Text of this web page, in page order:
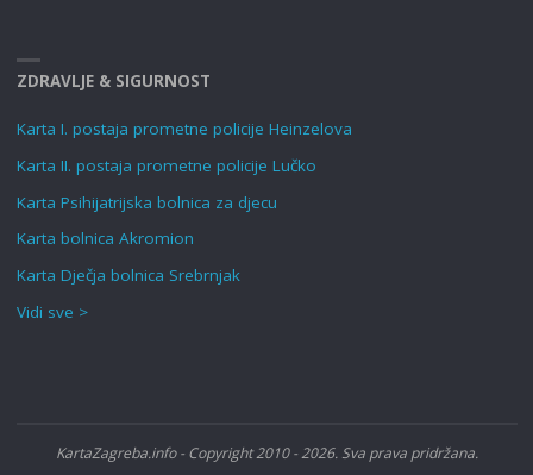
ZDRAVLJE & SIGURNOST
Karta I. postaja prometne policije Heinzelova
Karta II. postaja prometne policije Lučko
Karta Psihijatrijska bolnica za djecu
Karta bolnica Akromion
Karta Dječja bolnica Srebrnjak
Vidi sve >
KartaZagreba.info - Copyright 2010 - 2026. Sva prava pridržana.